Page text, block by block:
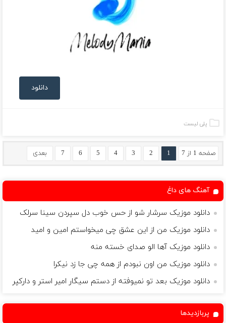
دانلود
پلی لیست
صفحه 1 از 7 1
2
3
4
5
6
7 بعدی
آهنگ های داغ
دانلود موزیک سرشار شو از حس خوب دل سپردن سینا سرلک
دانلود موزیک من از این عشق چی میخواستم امین و امید
دانلود موزیک آها الو صدای خسته منه
دانلود موزیک من اون نبودم از همه چی جا زد نیکرا
دانلود موزیک بعد تو نمیوفته از دستم سیگار امیر استر و دارکپر
پربازدیدها